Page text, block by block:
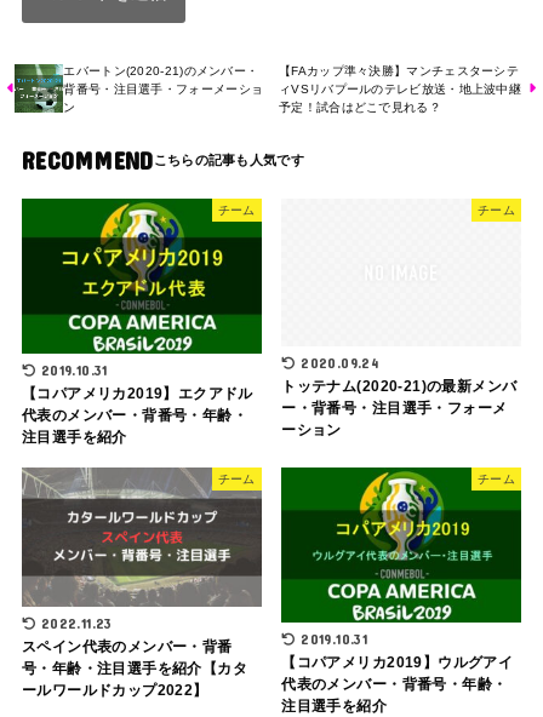
エバートン(2020-21)のメンバー・
背番号・注目選手・フォーメーショ
ン
【FAカップ準々決勝】マンチェスターシテ
ィVSリバプールのテレビ放送・地上波中継
予定！試合はどこで見れる？
RECOMMEND
チーム
2019.10.31
【コパアメリカ2019】エクアドル
代表のメンバー・背番号・年齢・
注目選手を紹介
チーム
2020.09.24
トッテナム(2020-21)の最新メンバ
ー・背番号・注目選手・フォーメ
ーション
チーム
2022.11.23
スペイン代表のメンバー・背番
号・年齢・注目選手を紹介【カタ
ールワールドカップ2022】
チーム
2019.10.31
【コパアメリカ2019】ウルグアイ
代表のメンバー・背番号・年齢・
注目選手を紹介